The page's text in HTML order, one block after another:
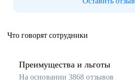
Что говорят сотрудники
Преимущества и льготы
На основании3868 отзывов